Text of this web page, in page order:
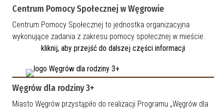
Centrum Pomocy Społecznej w Węgrowie
Centrum Pomocy Społecznej to jednostka organizacyjna
wykonujące zadania z zakresu pomocy społecznej w mieście.
kliknij, aby przejść do dalszej części informacji
Węgrów dla rodziny 3+
Miasto Węgrów przystąpiło do realizacji Programu „Węgrów dla